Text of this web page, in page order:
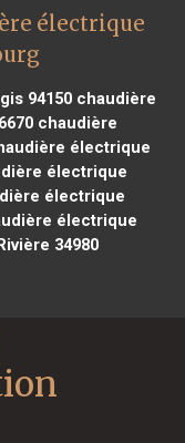
électrique
94150 chaudière
chaudière
électrique
électrique
électrique
électrique
34980